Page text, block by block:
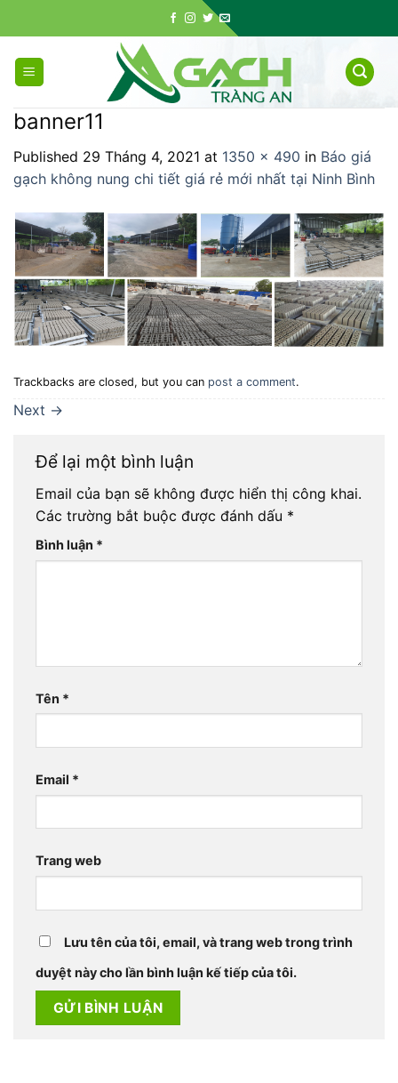
to
content
banner11
Published 29 Tháng 4, 2021 at 1350 × 490 in Báo giá
gạch không nung chi tiết giá rẻ mới nhất tại Ninh Bình
Trackbacks are closed, but you can post a comment.
Next →
Để lại một bình luận
Email của bạn sẽ không được hiển thị công khai.
Các trường bắt buộc được đánh dấu *
Bình luận *
Tên *
Email *
Trang web
Lưu tên của tôi, email, và trang web trong trình
duyệt này cho lần bình luận kế tiếp của tôi.